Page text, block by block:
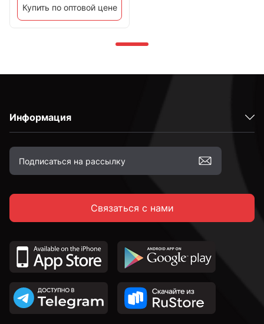
Купить по оптовой цене
Информация
Связаться с нами